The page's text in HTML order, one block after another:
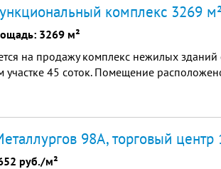
комплекс 3269
3269 м²
на продажу комплекс нежилых
участке 45 соток. Помещение
98А, торговый центр
руб./м²